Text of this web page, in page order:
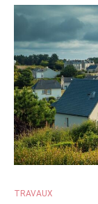
TRAVAUX